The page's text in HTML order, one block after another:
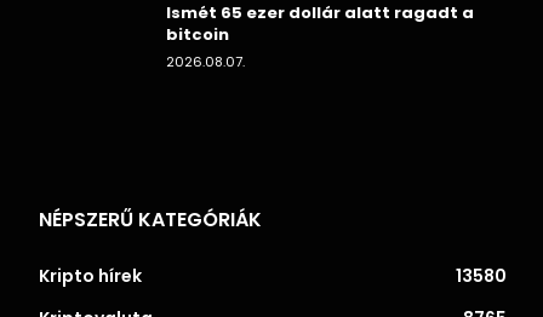
Ismét 65 ezer dollár alatt ragadt a
bitcoin
2026.08.07.
NÉPSZERŰ KATEGÓRIÁK
Kripto hírek
13580